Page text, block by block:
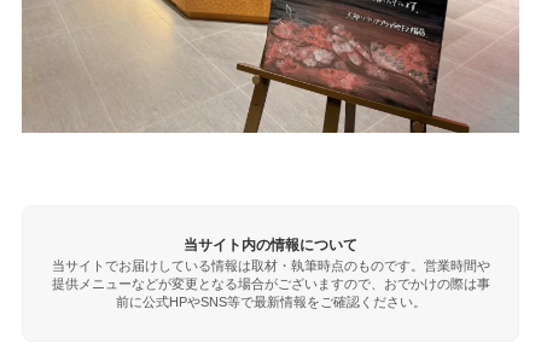
当サイト内の情報について
当サイトでお届けしている情報は取材・執筆時点のものです。営業時間や
提供メニューなどが変更となる場合がございますので、おでかけの際は事
前に公式HPやSNS等で最新情報をご確認ください。